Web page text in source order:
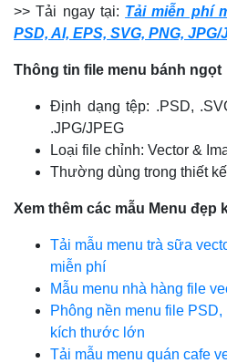
>> Tải ngay tại: Tải miễn phí
PSD, AI, EPS, SVG, PNG, JPG/
Thông tin file menu bánh ngọt
Định dạng tệp: .PSD,
.JPG/JPEG
Loại file chỉnh: Vector &
Thường dùng trong thiết
Xem thêm các mẫu Menu đẹp
Tải mẫu menu trà sữa
miễn phí
Mẫu menu nhà hàng file
Phông nền menu file
kích thước lớn
Tải mẫu menu quán cafe